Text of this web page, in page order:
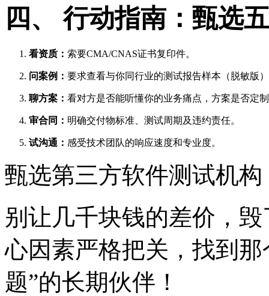
四、 行动指南：甄选
看资质： 索要CMA/CNAS证书复印件。
问案例： 要求查看与你同行业的测试报告样本（脱敏版
聊方案： 看对方是否能听懂你的业务痛点，方案是否定
审合同： 明确交付物标准、测试周期及违约责任。
试沟通： 感受技术团队的响应速度和专业度。
甄选第三方软件测试机
别让几千块钱的差价，
心因素严格把关，找到
题”的长期伙伴！